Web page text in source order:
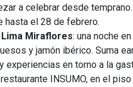
a celebrar desde
hasta el 28 de febrero.
Miraflores: una noche
y jamón ibérico. Suma
experiencias en torno a la
INSUMO, en el